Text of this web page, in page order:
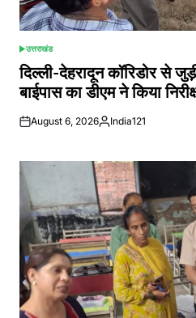
POSTED
IN
उत्तराखंड
दिल्ली-देहरादून कॉरिडोर से
बाईपास का डीएम ने किया
August 6, 2026Posted
India121